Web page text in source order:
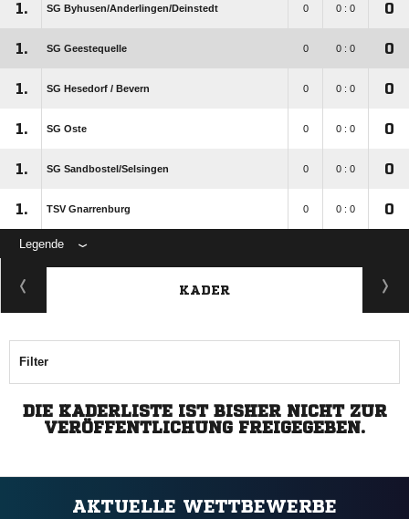
1. SG Byhusen/​Anderlingen/​Deinstedt 0 0 : 0 0
1. SG Geestequelle 0 0 : 0 0
1. SG Hesedorf /​ Bevern 0 0 : 0 0
1. SG Oste 0 0 : 0 0
1. SG Sandbostel/​Selsingen 0 0 : 0 0
1. TSV Gnarrenburg 0 0 : 0 0
Legende
KADER
Filter
DIE KADERLISTE IST BISHER NICHT ZUR
VERÖFFENTLICHUNG FREIGEGEBEN.
AKTUELLE WETTBEWERBE